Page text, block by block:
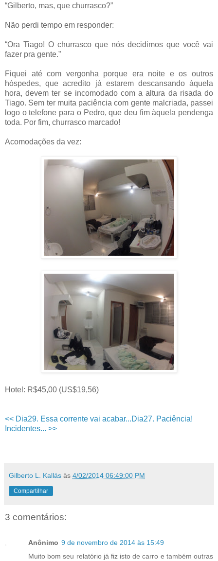
“Gilberto, mas, que churrasco?”
Não perdi tempo em responder:
“Ora Tiago! O churrasco que nós decidimos que você vai
fazer pra gente.”
Fiquei até com vergonha porque era noite e os outros
hóspedes, que acredito já estarem descansando àquela
hora, devem ter se incomodado com a altura da risada do
Tiago. Sem ter muita paciência com gente malcriada, passei
logo o telefone para o Pedro, que deu fim àquela pendenga
toda. Por fim, churrasco marcado!
Acomodações da vez:
Hotel: R$45,00 (US$19,56)
<< Dia29. Essa corrente vai acabar...Dia27. Paciência!
Incidentes... >>
Gilberto L. Kallás às 4/02/2014 06:49:00 PM
Compartilhar
3 comentários:
Anônimo 9 de novembro de 2014 às 15:49
Muito bom seu relatório já fiz isto de carro e também outras